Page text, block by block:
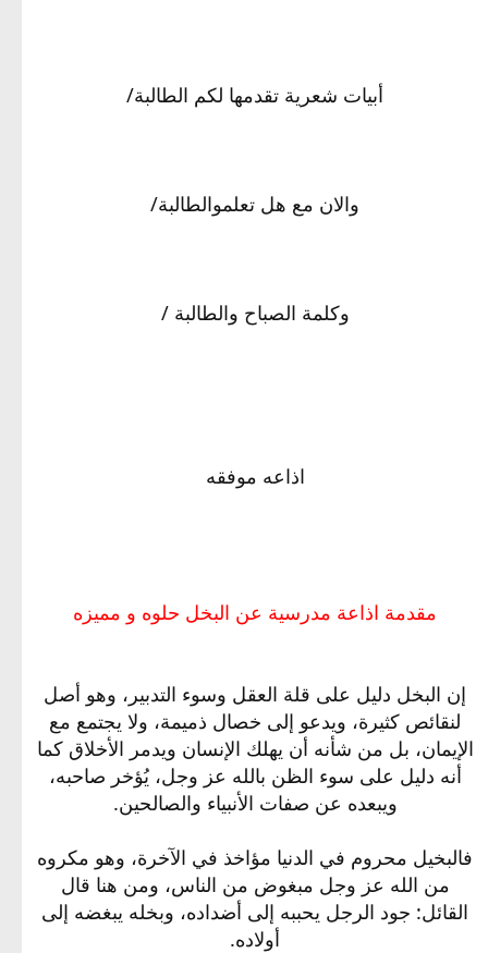
أبيات شعرية تقدمها لكم الطالبة/
والان مع هل تعلموالطالبة/
وكلمة الصباح والطالبة /
اذاعه موفقه
مقدمة اذاعة مدرسية عن البخل حلوه و مميزه
إن البخل دليل على قلة العقل وسوء التدبير، وهو أصل
لنقائص كثيرة، ويدعو إلى خصال ذميمة، ولا يجتمع مع
الإيمان، بل من شأنه أن يهلك الإنسان ويدمر الأخلاق كما
أنه دليل على سوء الظن بالله عز وجل، يُؤخر صاحبه،
ويبعده عن صفات الأنبياء والصالحين.
فالبخيل محروم في الدنيا مؤاخذ في الآخرة، وهو مكروه
من الله عز وجل مبغوض من الناس، ومن هنا قال
القائل: جود الرجل يحببه إلى أضداده، وبخله يبغضه إلى
أولاده.